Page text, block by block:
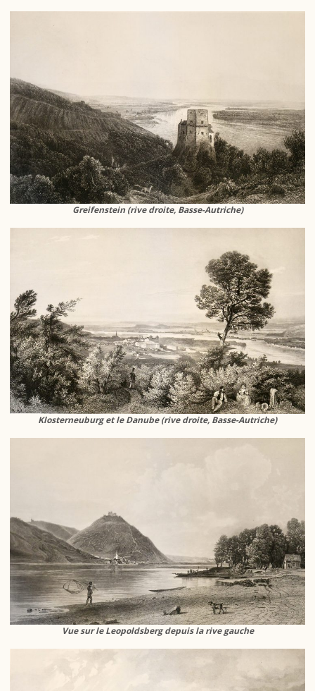
Greifenstein (rive droite, Basse-Autriche)
Klosterneuburg et le Danube (rive droite, Basse-Autriche)
Vue sur le Leopoldsberg depuis la rive gauche